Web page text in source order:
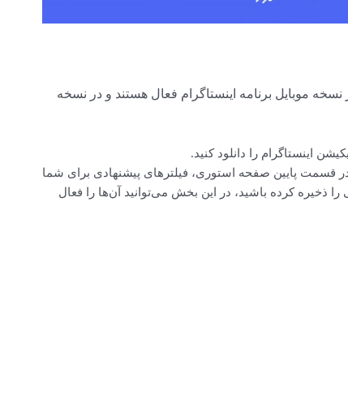
نسخه موبایل برنامه اینستاگرام فعال هستند و در نسخه
اینستاگرام را دانلود کنید.
قسمت پایین صفحه‌ استوری، فیلترهای پیشنهادی برای شما
را ذخیره کرده باشید، در این بخش می‌توانید آن‌ها را فعال